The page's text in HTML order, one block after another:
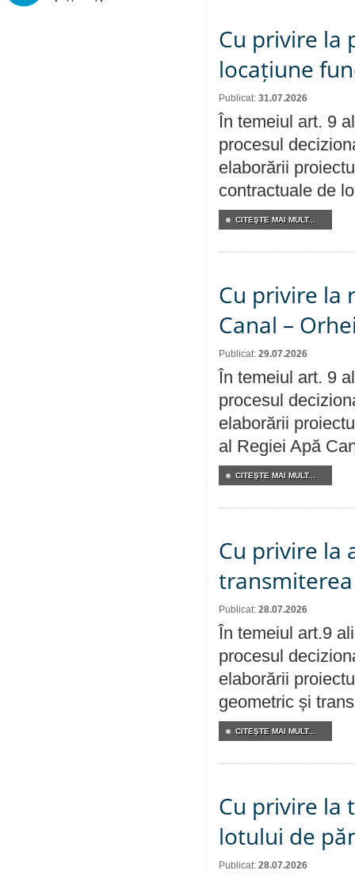
Cu privire la
locațiune
Publicat: 31.07.2026
În temeiul art. 9
procesul
elaborării
contractuale de
CITEŞTE MAI MULT...
Cu privire la
Canal –
Publicat: 29.07.2026
În temeiul art. 9
procesul
elaborării
al Regiei Apă
CITEŞTE MAI MULT...
Cu privire la
Publicat: 28.07.2026
În temeiul art.9
procesul
elaborării
geometric și
CITEŞTE MAI MULT...
Cu privire la
lotului de
Publicat: 28.07.2026